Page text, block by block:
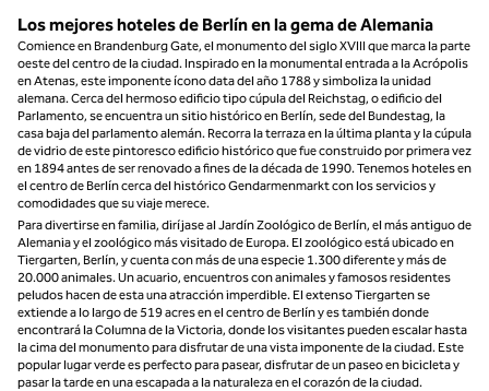
Los mejores hoteles de Berlín en la gema de Alemania
Comience en Brandenburg Gate, el monumento del siglo XVIII que marca la parte
oeste del centro de la ciudad. Inspirado en la monumental entrada a la Acrópolis
en Atenas, este imponente ícono data del año 1788 y simboliza la unidad
alemana. Cerca del hermoso edificio tipo cúpula del Reichstag, o edificio del
Parlamento, se encuentra un sitio histórico en Berlín, sede del Bundestag, la
casa baja del parlamento alemán. Recorra la terraza en la última planta y la cúpula
de vidrio de este pintoresco edificio histórico que fue construido por primera vez
en 1894 antes de ser renovado a fines de la década de 1990. Tenemos hoteles en
el centro de Berlín cerca del histórico Gendarmenmarkt con los servicios y
comodidades que su viaje merece.
Para divertirse en familia, diríjase al Jardín Zoológico de Berlín, el más antiguo de
Alemania y el zoológico más visitado de Europa. El zoológico está ubicado en
Tiergarten, Berlín, y cuenta con más de una especie 1.300 diferente y más de
20.000 animales. Un acuario, encuentros con animales y famosos residentes
peludos hacen de esta una atracción imperdible. El extenso Tiergarten se
extiende a lo largo de 519 acres en el centro de Berlín y es también donde
encontrará la Columna de la Victoria, donde los visitantes pueden escalar hasta
la cima del monumento para disfrutar de una vista imponente de la ciudad. Este
popular lugar verde es perfecto para pasear, disfrutar de un paseo en bicicleta y
pasar la tarde en una escapada a la naturaleza en el corazón de la ciudad.